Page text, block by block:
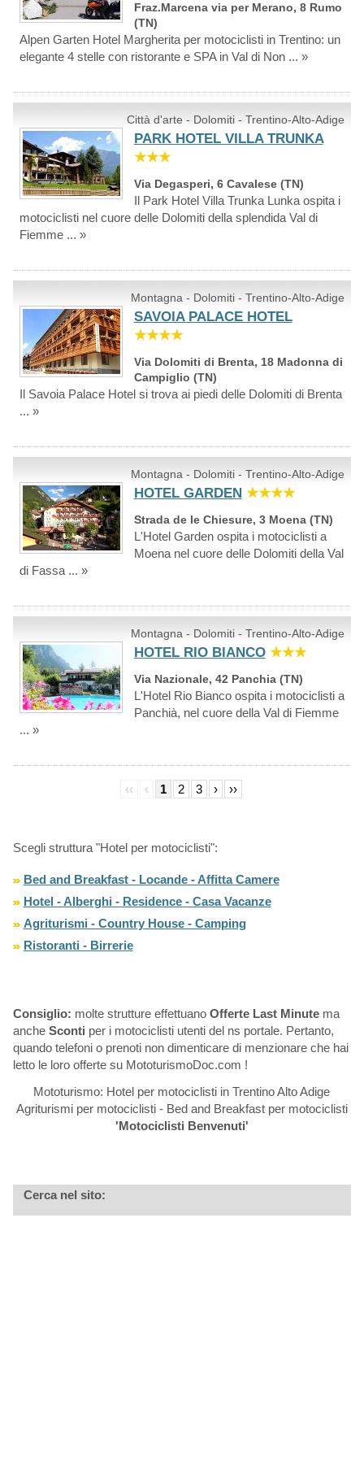
Fraz.Marcena via per Merano, 8 Rumo
(TN)
Alpen Garten Hotel Margherita per motociclisti in Trentino: un
elegante 4 stelle con ristorante e SPA in Val di Non ... »
Città d'arte - Dolomiti - Trentino-Alto-Adige
PARK HOTEL VILLA TRUNKA
★★★
Via Degasperi, 6 Cavalese (TN)
Il Park Hotel Villa Trunka Lunka ospita i
motociclisti nel cuore delle Dolomiti della splendida Val di
Fiemme ... »
Montagna - Dolomiti - Trentino-Alto-Adige
SAVOIA PALACE HOTEL
★★★★
Via Dolomiti di Brenta, 18 Madonna di
Campiglio (TN)
Il Savoia Palace Hotel si trova ai piedi delle Dolomiti di Brenta
... »
Montagna - Dolomiti - Trentino-Alto-Adige
HOTEL GARDEN ★★★★
Strada de le Chiesure, 3 Moena (TN)
L'Hotel Garden ospita i motociclisti a
Moena nel cuore delle Dolomiti della Val
di Fassa ... »
Montagna - Dolomiti - Trentino-Alto-Adige
HOTEL RIO BIANCO ★★★
Via Nazionale, 42 Panchia (TN)
L'Hotel Rio Bianco ospita i motociclisti a
Panchià, nel cuore della Val di Fiemme
... »
‹‹ ‹ 1 2 3 › ››
Scegli struttura "Hotel per motociclisti":
Bed and Breakfast - Locande - Affitta Camere
Hotel - Alberghi - Residence - Casa Vacanze
Agriturismi - Country House - Camping
Ristoranti - Birrerie
Consiglio: molte strutture effettuano Offerte Last Minutema
anche Sconti per i motociclisti utenti del ns portale. Pertanto,
quando telefoni o prenoti non dimenticare di menzionare che hai
letto le loro offerte su MototurismoDoc.com !
Mototurismo: Hotel per motociclisti in Trentino Alto Adige
Agriturismi per motociclisti - Bed and Breakfast per motociclisti
'Motociclisti Benvenuti'
Cerca nel sito: